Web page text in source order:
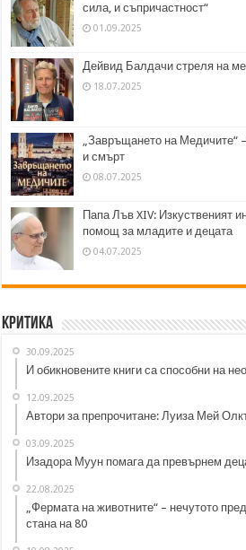
сила, и съпричастност“
01.09.2025
Дейвид Балдачи стреля на
18.07.2025
„Завръщането на Медичите“
и смърт
08.07.2025
Папа Лъв XIV: Изкуственият
помощ за младите и децата
04.07.2025
Критика
30.09.2025
И обикновените книги са способни на
12.09.2025
Автори за препрочитане: Луиза Мей
03.09.2025
Изадора Муун помага да превърнем
22.08.2025
„Фермата на животните“ – нечутото
стана на 80